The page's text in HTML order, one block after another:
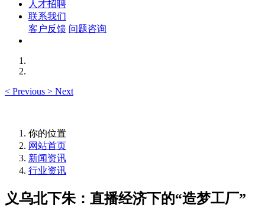
人才招聘
联系我们
客户反馈 问题咨询
< Previous > Next
你的位置
网站首页
新闻资讯
行业资讯
义乌北下朱：直播经济下的“造梦工厂”